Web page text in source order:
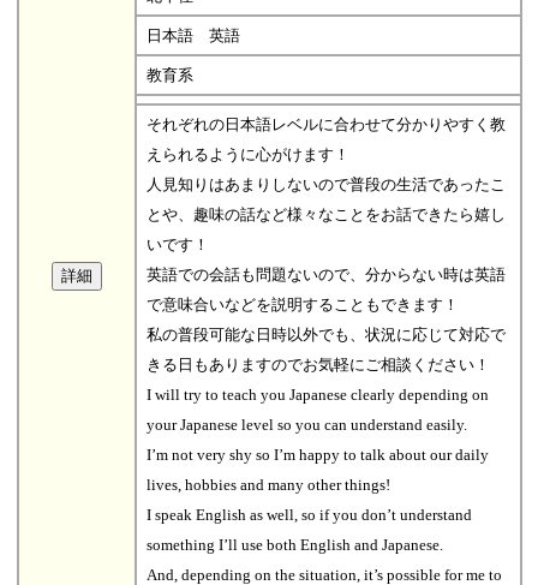
日本語 英語
教育系
それぞれの日本語レベルに合わせて分かりやすく教
えられるように心がけます！
人見知りはあまりしないので普段の生活であったこ
とや、趣味の話など様々なことをお話できたら嬉し
いです！
英語での会話も問題ないので、分からない時は英語
で意味合いなどを説明することもできます！
私の普段可能な日時以外でも、状況に応じて対応で
きる日もありますのでお気軽にご相談ください！
I will try to teach you Japanese clearly depending on
your Japanese level so you can understand easily.
I’m not very shy so I’m happy to talk about our daily
lives, hobbies and many other things!
I speak English as well, so if you don’t understand
something I’ll use both English and Japanese.
And, depending on the situation, it’s possible for me to